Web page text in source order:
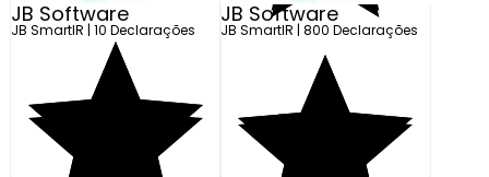
JB Software
JB SmartIR | 10 Declarações
JB Software
JB SmartIR | 800 Declarações